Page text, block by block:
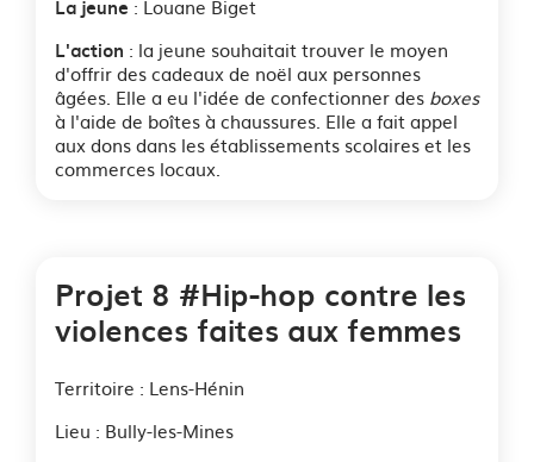
La jeune : Louane Biget
L'action : la jeune souhaitait trouver le moyen
d'offrir des cadeaux de noël aux personnes
âgées. Elle a eu l'idée de confectionner des boxes
à l'aide de boîtes à chaussures. Elle a fait appel
aux dons dans les établissements scolaires et les
commerces locaux.
Projet 8 #Hip-hop contre les
violences faites aux femmes
Territoire : Lens-Hénin
Lieu : Bully-les-Mines